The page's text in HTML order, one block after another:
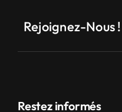
Rejoignez-Nous !
Restez informés